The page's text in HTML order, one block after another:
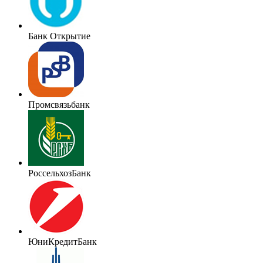
Банк Открытие
Промсвязьбанк
РоссельхозБанк
ЮниКредитБанк